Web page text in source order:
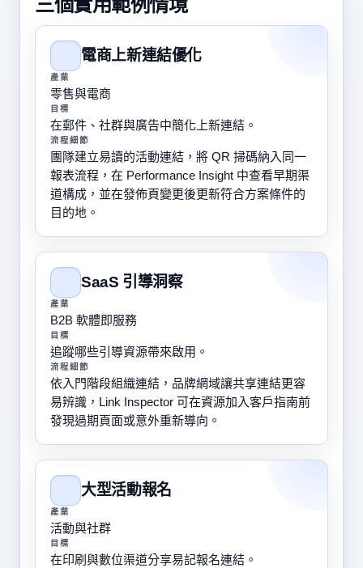
三個實用範例情境
電商上新連結優化
產業
零售與電商
目標
在郵件、社群與廣告中簡化上新連結。
流程細節
團隊建立易讀的活動連結，將 QR 掃碼納入同一
報表流程，在 Performance Insight 中查看早期渠
道構成，並在發佈頁變更後更新符合方案條件的
目的地。
SaaS 引導洞察
產業
B2B 軟體即服務
目標
追蹤哪些引導資源帶來啟用。
流程細節
依入門階段組織連結，品牌網域讓共享連結更容
易辨識，Link Inspector 可在資源加入客戶指南前
發現過期頁面或意外重新導向。
大型活動報名
產業
活動與社群
目標
在印刷與數位渠道分享易記報名連結。